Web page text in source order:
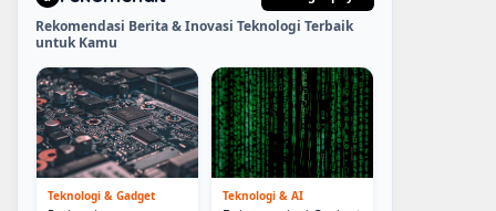
Rekomendasi Berita & Inovasi Teknologi Terbaik
untuk Kamu
Teknologi & Gadget
Teknologi & AI